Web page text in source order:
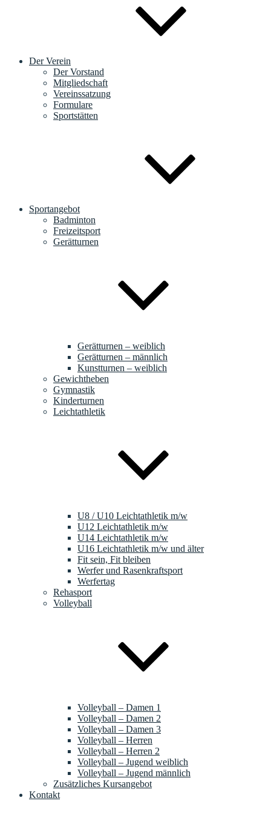
Der Verein
Der Vorstand
Mitgliedschaft
Vereinssatzung
Formulare
Sportstätten
Sportangebot
Badminton
Freizeitsport
Gerätturnen
Gerätturnen – weiblich
Gerätturnen – männlich
Kunstturnen – weiblich
Gewichtheben
Gymnastik
Kinderturnen
Leichtathletik
U8 / U10 Leichtathletik m/w
U12 Leichtathletik m/w
U14 Leichtathletik m/w
U16 Leichtathletik m/w und älter
Fit sein, Fit bleiben
Werfer und Rasenkraftsport
Werfertag
Rehasport
Volleyball
Volleyball – Damen 1
Volleyball – Damen 2
Volleyball – Damen 3
Volleyball – Herren
Volleyball – Herren 2
Volleyball – Jugend weiblich
Volleyball – Jugend männlich
Zusätzliches Kursangebot
Kontakt